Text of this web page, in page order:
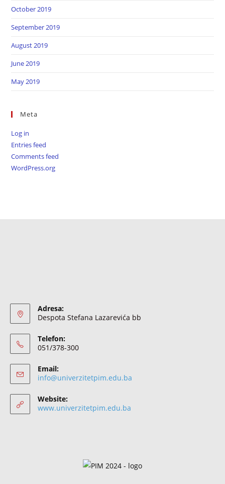
October 2019
September 2019
August 2019
June 2019
May 2019
Meta
Log in
Entries feed
Comments feed
WordPress.org
Adresa:
Despota Stefana Lazarevića bb
Telefon:
051/378-300
Email:
info@univerzitetpim.edu.ba
Website:
www.univerzitetpim.edu.ba